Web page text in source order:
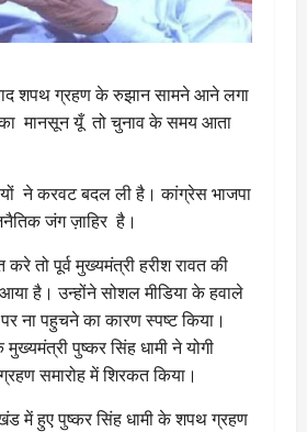
शपथ ग्रहण के रुझान सामने आने लगा
का मानसून यूँ तो चुनाव के समय आता
ने करवट बदल ली है। कांग्रेस भाजपा
जंग ज़ाहिर है।
करे तो पूर्व मुख्यमंत्री हरीश रावत की
है। उन्होंने सोशल मीडिया के हवाले
ना पहुचने का कारण स्पष्ट किया।
पुष्कर सिंह धामी ने योगी
समारोह में शिरकत किया।
में हुए पुष्कर सिंह धामी के शपथ ग्रहण